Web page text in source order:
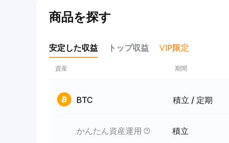
商品を探す
安定した収益 トップ収益 VIP限定
資産 期間
BTC 積立 / 定期
かんたん資産運用 積立